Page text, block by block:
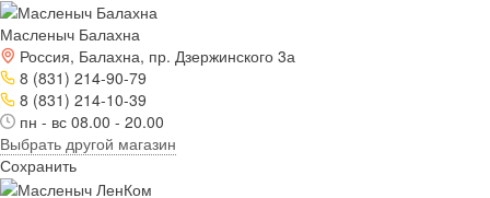
Масленыч Балахна
Россия, Балахна, пр. Дзержинского 3а
8 (831) 214-90-79
8 (831) 214-10-39
пн - вс 08.00 - 20.00
Выбрать другой магазин
Сохранить